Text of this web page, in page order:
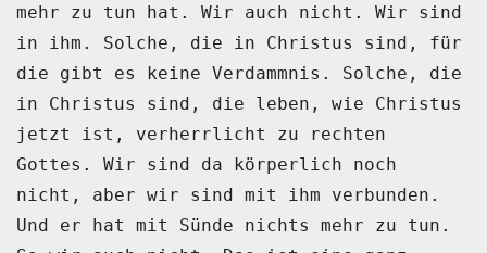
mehr zu tun hat. Wir auch nicht. Wir sind
in ihm.
Solche, die in Christus sind, für
die gibt es keine Verdammnis.
Solche, die
in Christus sind, die leben, wie Christus
jetzt ist, verherrlicht zu rechten
Gottes.
Wir sind da körperlich noch
nicht, aber wir sind mit ihm verbunden.
Und er hat mit Sünde nichts mehr zu tun.